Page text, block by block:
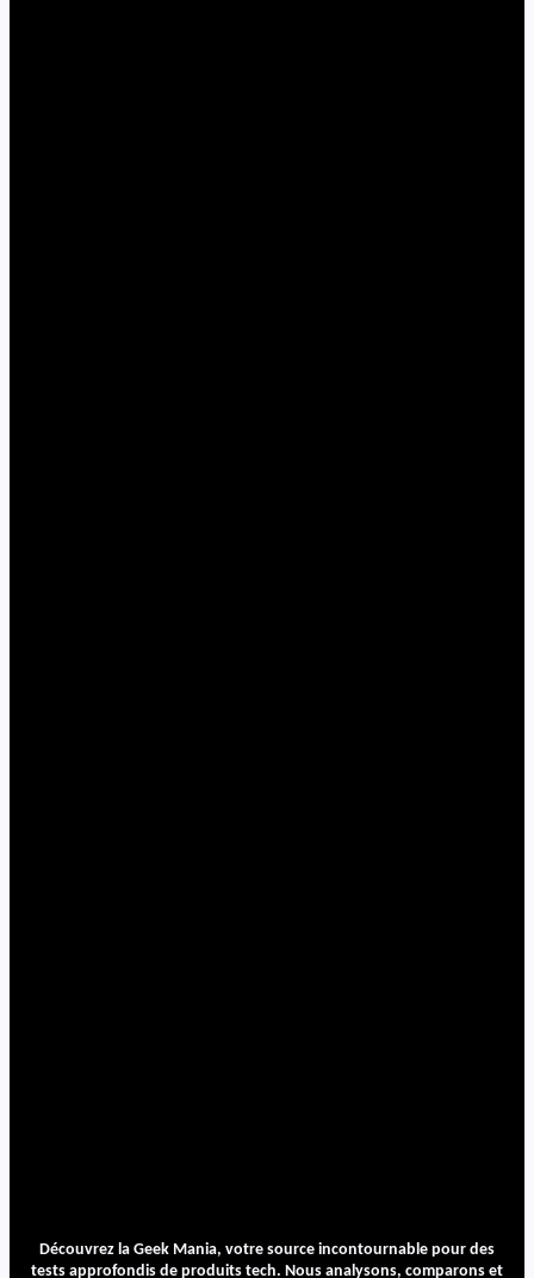
Découvrez la Geek Mania, votre source incontournable pour des
tests approfondis de produits tech. Nous analysons, comparons et